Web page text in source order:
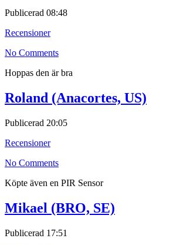
Publicerad 08:48
Recensioner
No Comments
Hoppas den är bra
Roland (Anacortes, US)
Publicerad 20:05
Recensioner
No Comments
Köpte även en PIR Sensor
Mikael (BRO, SE)
Publicerad 17:51